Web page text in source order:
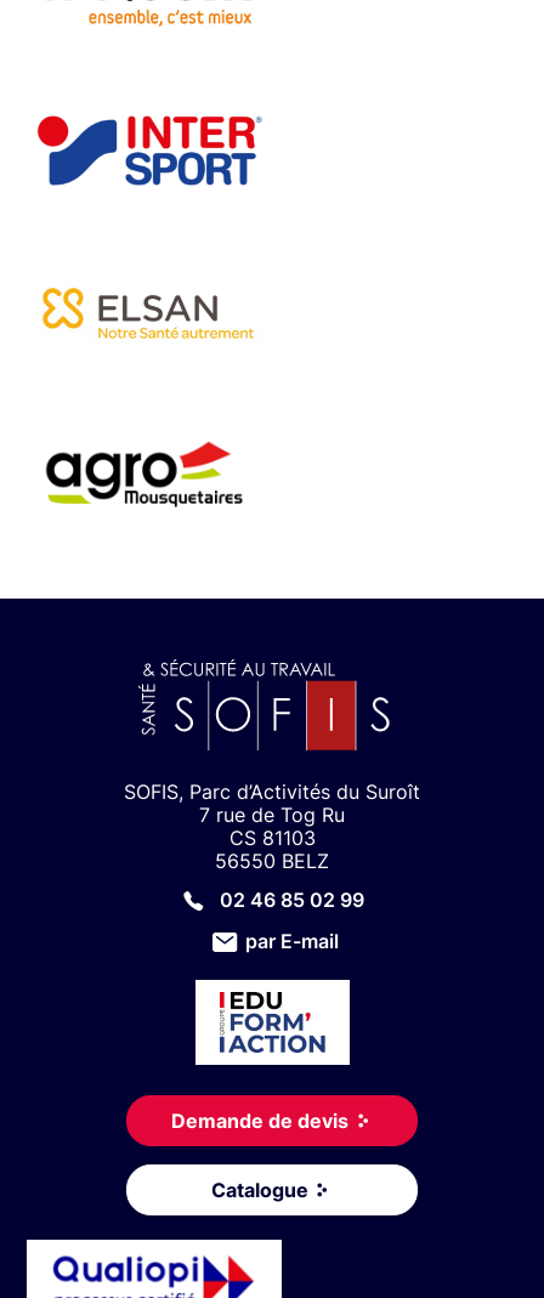
SOFIS, Parc d’Activités du Suroît
7 rue de Tog Ru
CS 81103
56550 BELZ
02 46 85 02 99
par E-mail
Demande de devis
Catalogue